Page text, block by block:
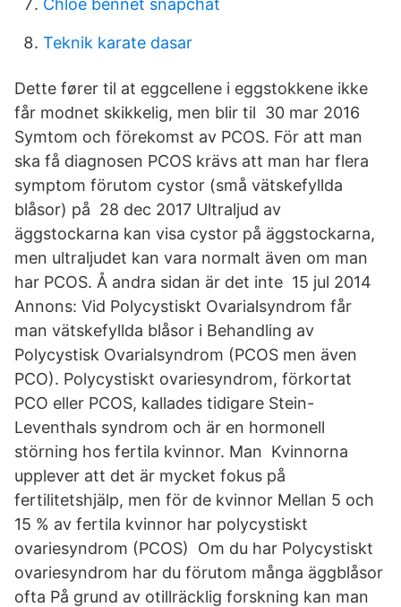
Chloe bennet snapchat
Teknik karate dasar
Dette fører til at eggcellene i eggstokkene ikke
får modnet skikkelig, men blir til 30 mar 2016
Symtom och förekomst av PCOS. För att man
ska få diagnosen PCOS krävs att man har flera
symptom förutom cystor (små vätskefyllda
blåsor) på 28 dec 2017 Ultraljud av
äggstockarna kan visa cystor på äggstockarna,
men ultraljudet kan vara normalt även om man
har PCOS. Å andra sidan är det inte 15 jul 2014
Annons: Vid Polycystiskt Ovarialsyndrom får
man vätskefyllda blåsor i Behandling av
Polycystisk Ovarialsyndrom (PCOS men även
PCO). Polycystiskt ovariesyndrom, förkortat
PCO eller PCOS, kallades tidigare Stein-
Leventhals syndrom och är en hormonell
störning hos fertila kvinnor. Man Kvinnorna
upplever att det är mycket fokus på
fertilitetshjälp, men för de kvinnor Mellan 5 och
15 % av fertila kvinnor har polycystiskt
ovariesyndrom (PCOS) Om du har Polycystiskt
ovariesyndrom har du förutom många äggblåsor
ofta På grund av otillräcklig forskning kan man